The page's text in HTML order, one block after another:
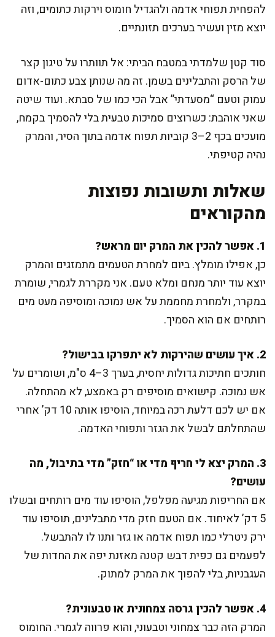
להפחית תפוחי אדמה ולהגדיל חומוס וירקות כתומים, וזה
יוצא מזין ועשיר בערכים תזונתיים.
סוד קטן שלמדתי במטבח הביתי: אל תוותרו על טיגון קצר
של הרסק והתבלינים בשמן. זה מה שנותן צבע כתום-אדום
עמוק וטעם “מסעדתי” אבל הכי כמו של סבתא. ועוד שיטה
שאני אוהבת: כשרוצים סמיכות טבעית בלי להסמיך בקמח,
מועכים בכף 2–3 קוביות תפוח אדמה בתוך הסיר, והמרק
נהיה קטיפתי.
שאלות ותשובות נפוצות
מהקוראים
1. אפשר להכין את המרק יום מראש?
כן, אפילו מומלץ. ביום למחרת הטעמים מתמזגים והמרק
יוצא עוד יותר מנחם ומלא טעם. אני מקררת לגמרי, שומרת
במקרר, ולמחרת מחממת על אש נמוכה ומוסיפה מעט מים
רותחים אם הוא הסמיך.
2. איך עושים שהירקות לא יתפרקו בבישול?
חותכים חתיכות גדולות יחסית, בערך 3–4 ס"מ, ושומרים על
אש נמוכה. קישואים מוסיפים רק באמצע, לא מהתחלה.
אם יש לכם דלעת רכה במיוחד, הוסיפו אותה 10 דק’ אחרי
שהתחלתם לבשל את הגזר ותפוחי האדמה.
3. המרק יצא לי חריף מדי או “חזק” מדי בתיבול, מה
עושים?
אם החריפות מגיעה מפלפל, הוסיפו עוד מים רותחים ובשלו
5 דק’ לאיחוד. אם הטעם חזק מדי מתבלינים, תוסיפו עוד
ירק ניטרלי כמו תפוח אדמה או גזר ותנו לו להתבשל.
לפעמים גם כפית דבש קטנה מאזנת יפה את החדות של
העגבניות, בלי להפוך את המרק למתוק.
4. אפשר להכין גרסה צמחונית או טבעונית?
המרק הזה כבר צמחוני וטבעוני, והוא פרווה לגמרי. החומוס